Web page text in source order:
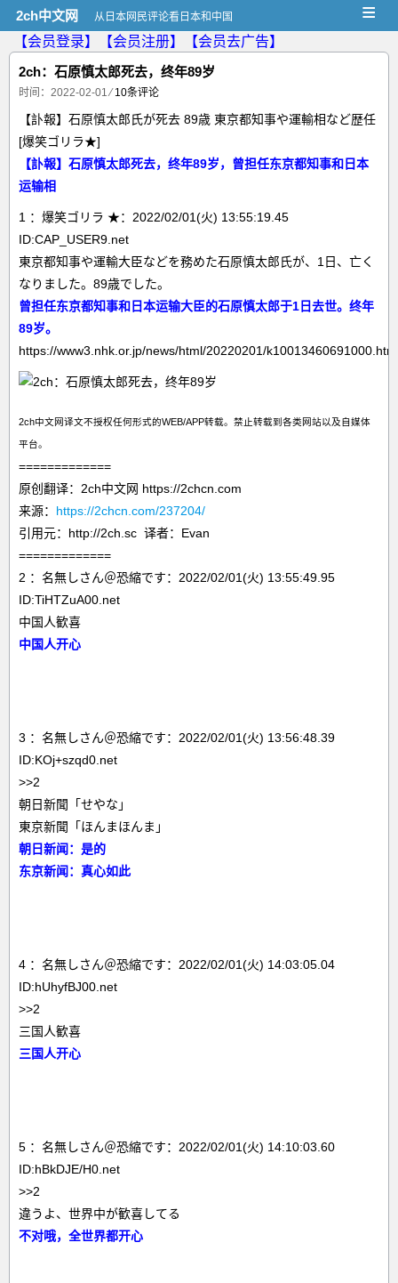
2ch中文网 从日本网民评论看日本和中国 ≡
【会员登录】 【会员注册】
【会员去广告】
2ch：石原慎太郎死去，终年89岁
时间：2022-02-01 ⁄10条评论
【訃報】石原慎太郎氏が死去 89歳 東京都知事や運輸相など歴任
[爆笑ゴリラ★]
【訃報】石原慎太郎死去，终年89岁，曾担任东京都知事和日本
运输相
1 ：爆笑ゴリラ ★：2022/02/01(火) 13:55:19.45
ID:CAP_USER9.net
東京都知事や運輸大臣などを務めた石原慎太郎氏が、1日、亡く
なりました。89歳でした。
曾担任东京都知事和日本运输大臣的石原慎太郎于1日去世。终年
89岁。
https://www3.nhk.or.jp/news/html/20220201/
2ch中文网译文不授权任何形式的WEB/APP转载。禁止转载到各类网站以及自媒体
平台。
=============
原创翻译：2ch中文网 https://2chcn.com
来源： https://2chcn.com/237204/
引用元：http://2ch.sc 译者：Evan
=============
2 ：名無しさん＠恐縮です：2022/02/01(火) 13:55:49.95
ID:TiHTZuA00.net
中国人歓喜
中国人开心
3 ：名無しさん＠恐縮です：2022/02/01(火) 13:56:48.39
ID:KOj+szqd0.net
>>2
朝日新聞「せやな」
東京新聞「ほんまほんま」
朝日新闻：是的
东京新闻：真心如此
4 ：名無しさん＠恐縮です：2022/02/01(火) 14:03:05.04
ID:hUhyfBJ00.net
>>2
三国人歓喜
三国人开心
5 ：名無しさん＠恐縮です：2022/02/01(火) 14:10:03.60
ID:hBkDJE/H0.net
>>2
違うよ、世界中が歓喜してる
不对哦，全世界都开心